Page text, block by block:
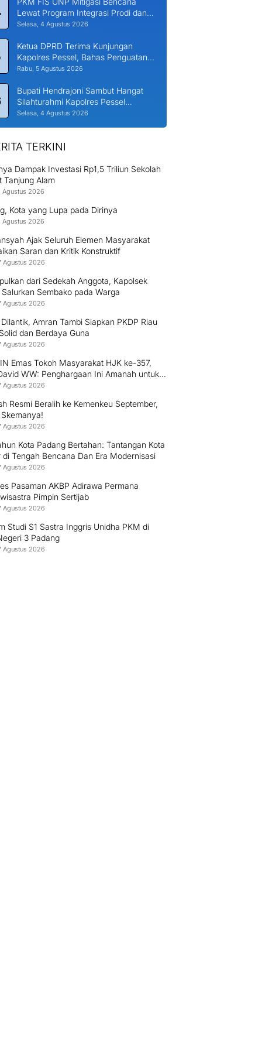
Lewat Program Integrasi Prodi dan
Nagari di Padang Laweh Malalo
Selasa, 4 Agustus 2026
Ketua DPRD Terima Kunjungan
Kapolres Pessel, Bahas Penguatan
Kerjasama Hankamtibmas
Rabu, 5 Agustus 2026
Bupati Hendrajoni Sambut Hangat
Silahturahmi Kapolres Pessel
Bersama PJU
Selasa, 4 Agustus 2026
TERKINI
Dampak Investasi Rp1,5 Triliun Sekolah
Tanjung Alam
Agustus 2026
Kota yang Lupa pada Dirinya
Agustus 2026
Ajak Seluruh Elemen Masyarakat
Saran dan Kritik Konstruktif
Agustus 2026
dari Sedekah Anggota, Kapolsek
Sembako pada Warga
Agustus 2026
Amran Tambi Siapkan PKDP Riau
dan Berdaya Guna
Agustus 2026
Emas Tokoh Masyarakat HJK ke-357,
WW: Penghargaan Ini Amanah untuk
kepada Warga Padang
Agustus 2026
Resmi Beralih ke Kemenkeu September,
Agustus 2026
Kota Padang Bertahan: Tantangan Kota
di Tengah Bencana Dan Era Modernisasi
Agustus 2026
Pasaman AKBP Adirawa Permana
Pimpin Sertijab
Agustus 2026
Studi S1 Sastra Inggris Unidha PKM di
3 Padang
Agustus 2026